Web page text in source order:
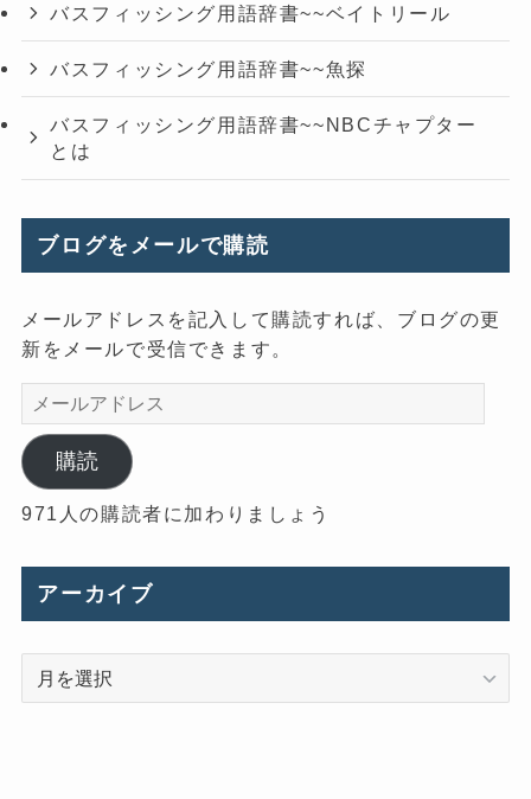
バスフィッシング用語辞書~~ベイトリール
バスフィッシング用語辞書~~魚探
バスフィッシング用語辞書~~NBCチャプター
とは
ブログをメールで購読
メールアドレスを記入して購読すれば、ブログの更
新をメールで受信できます。
ー
ル
ア
ド
ス
購読
971人の購読者に加わりましょう
アーカイブ